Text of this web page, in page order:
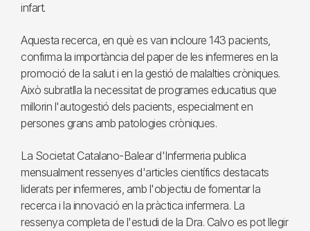
infart.
Aquesta recerca, en què es van incloure 143 pacients,
confirma la importància del paper de les infermeres en la
promoció de la salut i en la gestió de malalties cròniques.
Això subratlla la necessitat de programes educatius que
millorin l'autogestió dels pacients, especialment en
persones grans amb patologies cròniques.
La Societat Catalano-Balear d'Infermeria publica
mensualment ressenyes d'articles científics destacats
liderats per infermeres, amb l'objectiu de fomentar la
recerca i la innovació en la pràctica infermera. La
ressenya completa de l'estudi de la Dra. Calvo es pot llegir